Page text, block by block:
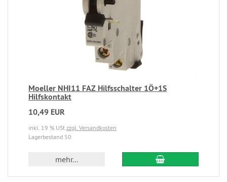
Moeller NHI11 FAZ Hilfsschalter 1Ö+1S
Hilfskontakt
10,49 EUR
inkl. 19 % USt zzgl. Versandkosten
Lagerbestand 50
mehr...